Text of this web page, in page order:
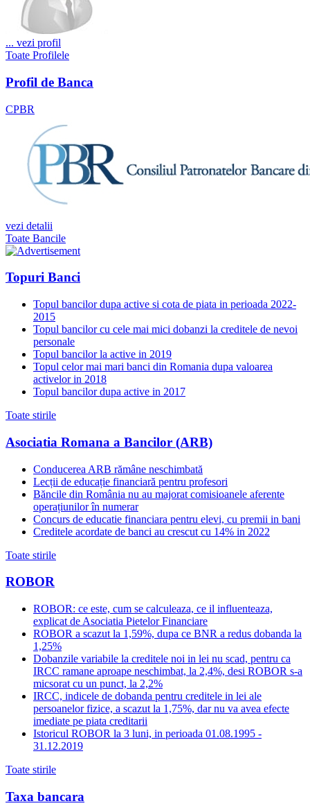
... vezi profil
Toate Profilele
Profil de Banca
CPBR
vezi detalii
Toate Bancile
Topuri Banci
Topul bancilor dupa active si cota de piata in perioada 2022-
2015
Topul bancilor cu cele mai mici dobanzi la creditele de nevoi
personale
Topul bancilor la active in 2019
Topul celor mai mari banci din Romania dupa valoarea
activelor in 2018
Topul bancilor dupa active in 2017
Toate stirile
Asociatia Romana a Bancilor (ARB)
Conducerea ARB rămâne neschimbată
Lecții de educație financiară pentru profesori
Băncile din România nu au majorat comisioanele aferente
operațiunilor în numerar
Concurs de educatie financiara pentru elevi, cu premii in bani
Creditele acordate de banci au crescut cu 14% in 2022
Toate stirile
ROBOR
ROBOR: ce este, cum se calculeaza, ce il influenteaza,
explicat de Asociatia Pietelor Financiare
ROBOR a scazut la 1,59%, dupa ce BNR a redus dobanda la
1,25%
Dobanzile variabile la creditele noi in lei nu scad, pentru ca
IRCC ramane aproape neschimbat, la 2,4%, desi ROBOR s-a
micsorat cu un punct, la 2,2%
IRCC, indicele de dobanda pentru creditele in lei ale
persoanelor fizice, a scazut la 1,75%, dar nu va avea efecte
imediate pe piata creditarii
Istoricul ROBOR la 3 luni, in perioada 01.08.1995 -
31.12.2019
Toate stirile
Taxa bancara